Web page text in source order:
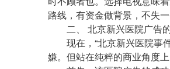
路线，有资金做背景，不失
二、 北京新兴医院广告
现在，“北京新兴医院事件
嫌。但站在纯粹的商业角度